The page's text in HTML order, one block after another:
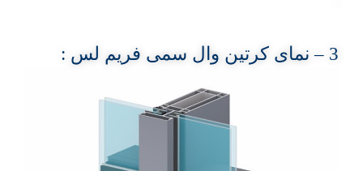
3 – نمای کرتین وال سمی فریم لس :